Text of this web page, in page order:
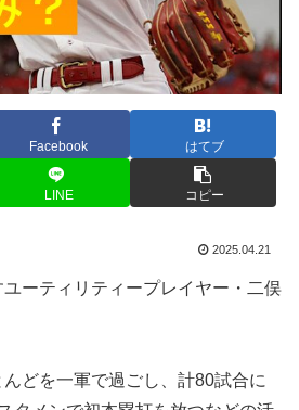
Facebook はてブ
LINE コピー
2025.04.21
ーティリティープレイヤー・二俣
どを一軍で過ごし、計80試合に